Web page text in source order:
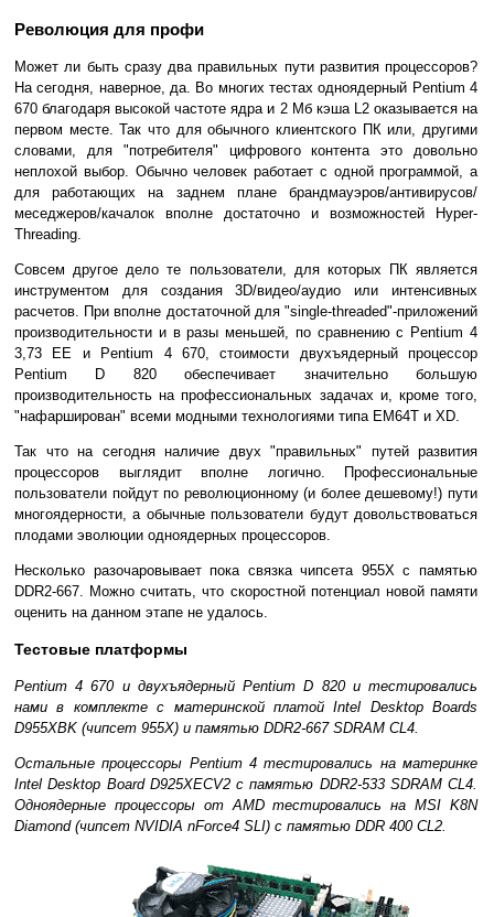
Революция для профи
Может ли быть сразу два правильных пути развития процессоров?
На сегодня, наверное, да. Во многих тестах одноядерный Pentium 4
670 благодаря высокой частоте ядра и 2 Мб кэша L2 оказывается на
первом месте. Так что для обычного клиентского ПК или, другими
словами, для "потребителя" цифрового контента это довольно
неплохой выбор. Обычно человек работает с одной программой, а
для работающих на заднем плане брандмауэров/антивирусов/
меседжеров/качалок вполне достаточно и возможностей Hyper-
Threading.
Совсем другое дело те пользователи, для которых ПК является
инструментом для создания 3D/видео/аудио или интенсивных
расчетов. При вполне достаточной для "single-threaded"-приложений
производительности и в разы меньшей, по сравнению с Pentium 4
3,73 EE и Pentium 4 670, стоимости двухъядерный процессор
Pentium D 820 обеспечивает значительно большую
производительность на профессиональных задачах и, кроме того,
"нафарширован" всеми модными технологиями типа EM64T и XD.
Так что на сегодня наличие двух "правильных" путей развития
процессоров выглядит вполне логично. Профессиональные
пользователи пойдут по революционному (и более дешевому!) пути
многоядерности, а обычные пользователи будут довольствоваться
плодами эволюции одноядерных процессоров.
Несколько разочаровывает пока связка чипсета 955X с памятью
DDR2-667. Можно считать, что скоростной потенциал новой памяти
оценить на данном этапе не удалось.
Тестовые платформы
Pentium 4 670 и двухъядерный Pentium D 820 и тестировались
нами в комплекте с материнской платой Intel Desktop Boards
D955XBK (чипсет 955X) и памятью DDR2-667 SDRAM CL4.
Остальные процессоры Pentium 4 тестировались на материнке
Intel Desktop Board D925XECV2 с памятью DDR2-533 SDRAM CL4.
Одноядерные процессоры от AMD тестировались на MSI K8N
Diamond (чипсет NVIDIA nForce4 SLI) с памятью DDR 400 CL2.